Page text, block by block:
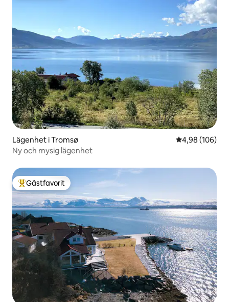
Lägenhet i Tromsø 4,98 av 5 i
4,98 (106)
Ny och mysig lägenhet
Populär gästfavorit
Gästfavorit